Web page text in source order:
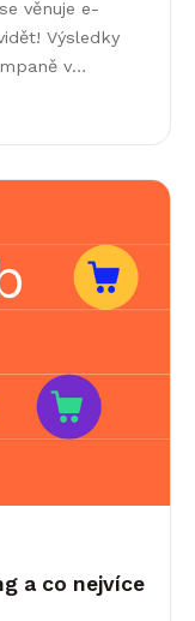
věnuje e-
Výsledky
v
a co nejvíce